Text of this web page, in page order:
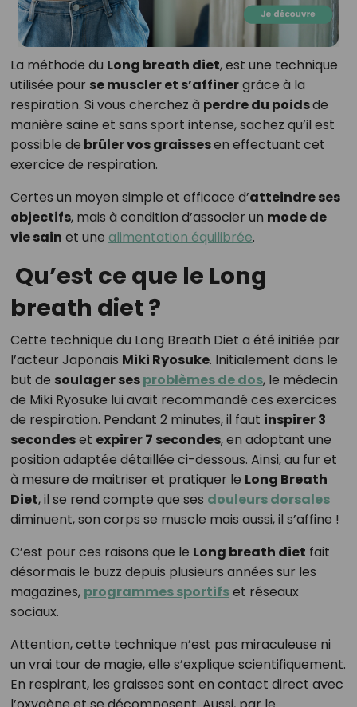
La méthode du Long breath diet, est une technique
utilisée pour se muscler et s’affinergrâce à la
respiration. Si vous cherchez à perdre du poidsde
manière saine et sans sport intense, sachez qu’il est
possible de brûler vos graissesen effectuant cet
exercice de respiration.
Certes un moyen simple et efficace d’atteindre ses
objectifs, mais à condition d’associer un mode de
vie sain et une alimentation équilibrée.
Qu’est ce que le Long
breath diet ?
Cette technique du Long Breath Diet a été initiée par
l’acteur Japonais Miki Ryosuke. Initialement dans le
but de soulager sesproblèmes de dos, le médecin
de Miki Ryosuke lui avait recommandé ces exercices
de respiration. Pendant 2 minutes, il faut inspirer 3
secondeset expirer 7 secondes, en adoptant une
position adaptée détaillée ci-dessous. Ainsi, au fur et
à mesure de maitriser et pratiquer le Long Breath
Diet, il se rend compte que ses douleurs dorsales
diminuent, son corps se muscle mais aussi, il s’affine !
C’est pour ces raisons que le Long breath diet fait
désormais le buzz depuis plusieurs années sur les
magazines, programmes sportifset réseaux
sociaux.
Attention, cette technique n’est pas miraculeuse ni
un vrai tour de magie, elle s’explique scientifiquement.
En respirant, les graisses sont en contact direct avec